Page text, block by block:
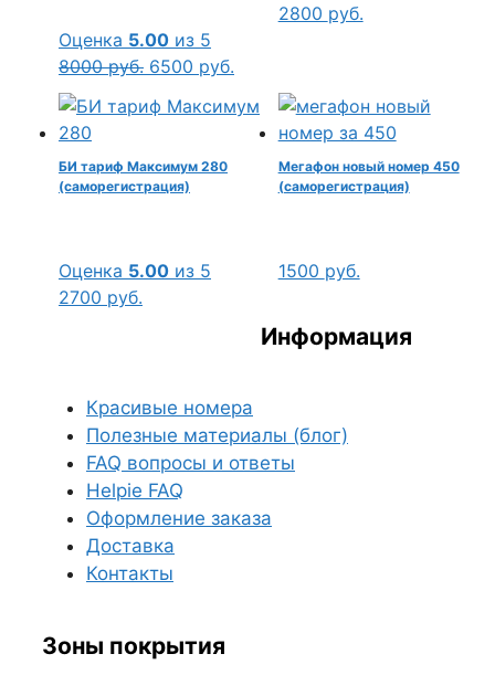
Оценка 5.00 из 5
8000руб. Первоначальная
составляла
6500 руб.
6500 руб..
2800 руб.
БИ тариф Максимум 280
(саморегистрация)
Оценка 5.00 из 5
2700 руб.
Мегафон новый номер 450
(саморегистрация)
1500 руб.
Информация
Красивые номера
Полезные материалы (блог)
FAQ вопросы и ответы
Helpie FAQ
Оформление заказа
Доставка
Контакты
Зоны покрытия